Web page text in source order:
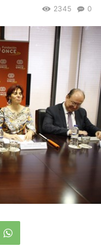
0
2345